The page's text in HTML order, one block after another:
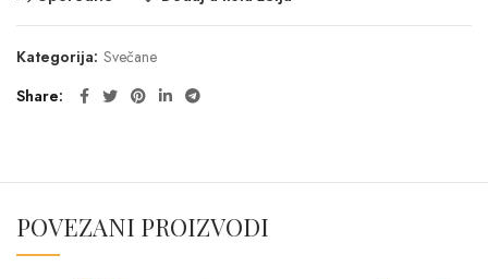
Kategorija: Svečane
Share
POVEZANI PROIZVODI